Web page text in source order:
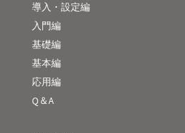
導入・設定編
入門編
基礎編
基本編
応用編
Q＆A